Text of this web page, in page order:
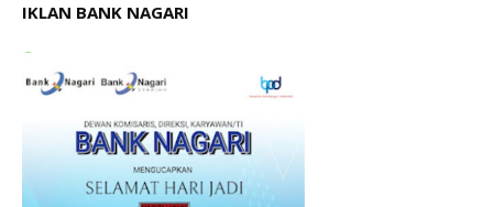
IKLAN BANK NAGARI